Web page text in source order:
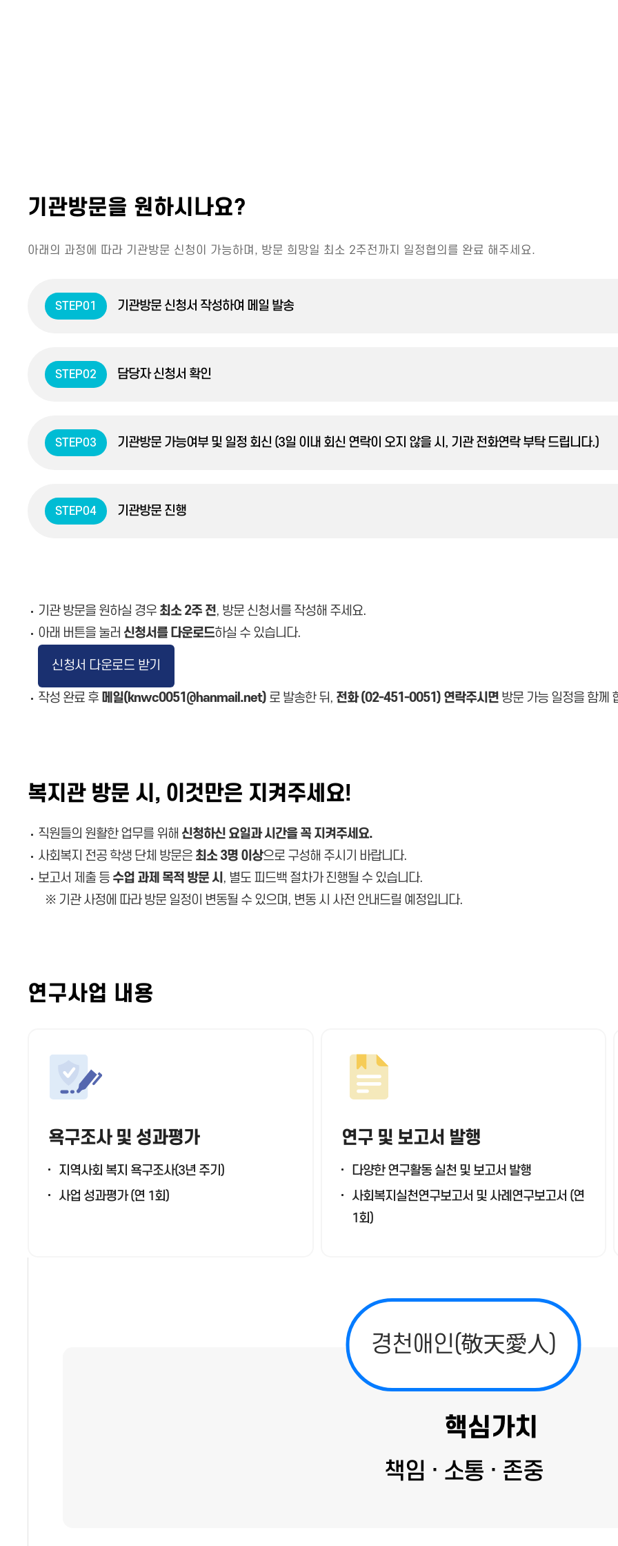
기관방문을 원하시나요?
아래의 과정에 따라 기관방문 신청이 가능하며, 방문 희망일 최소 2주전까지 일정협의를 완료 해주세요.
STEP01 기관방문 신청서 작성하여 메일 발송
STEP02 담당자 신청서 확인
STEP03 기관방문 가능여부 및 일정 회신 (3일 이내 회신 연락이 오지 않을 시, 기관 전화연락 부탁 드립니다.)
STEP04 기관방문 진행
기관 방문을 원하실 경우 최소 2주 전, 방문 신청서를 작성해 주세요.
아래 버튼을 눌러 신청서를 다운로드하실 수 있습니다.
신청서 다운로드 받기
작성 완료 후 메일(knwc0051@hanmail.net) 로 발송한 뒤, 전화 (02-451-0051) 연락주시면 방문 가능 일정을 함께
복지관 방문 시, 이것만은 지켜주세요!
직원들의 원활한 업무를 위해 신청하신 요일과 시간을 꼭 지켜주세요.
사회복지 전공 학생 단체 방문은 최소 3명 이상으로 구성해 주시기 바랍니다.
보고서 제출 등 수업 과제 목적 방문 시 , 별도 피드백 절차가 진행될 수 있습니다.
※ 기관 사정에 따라 방문 일정이 변동될 수 있으며, 변동 시 사전 안내드릴 예정입니다.
연구사업 내용
욕구조사 및 성과평가
지역사회 복지 욕구조사(3년 주기)
사업 성과평가 (연 1회)
연구 및 보고서 발행
다양한 연구활동 실천 및 보고서 발행
사회복지실천연구보고서 및 사례연구보고서 (연
1회)
핵심가치
책임 · 소통 · 존중
경천애인(敬天愛人)